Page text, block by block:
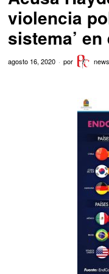
violencia
sistema’ en
agosto 16, 2020 por news